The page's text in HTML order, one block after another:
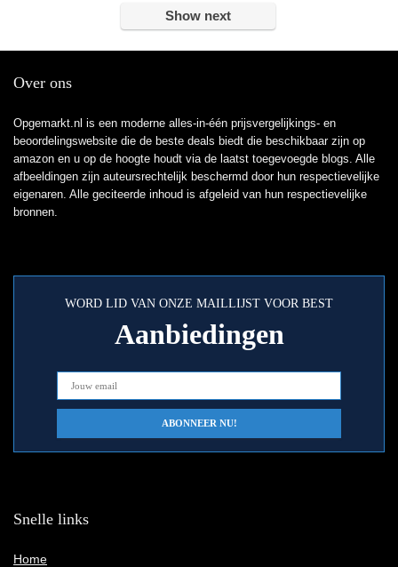
Show next
Over ons
Opgemarkt.nl is een moderne alles-in-één prijsvergelijkings- en
beoordelingswebsite die de beste deals biedt die beschikbaar zijn op
amazon en u op de hoogte houdt via de laatst toegevoegde blogs. Alle
afbeeldingen zijn auteursrechtelijk beschermd door hun respectievelijke
eigenaren. Alle geciteerde inhoud is afgeleid van hun respectievelijke
bronnen.
WORD LID VAN ONZE MAILLIJST VOOR BEST
Aanbiedingen
Snelle links
Home